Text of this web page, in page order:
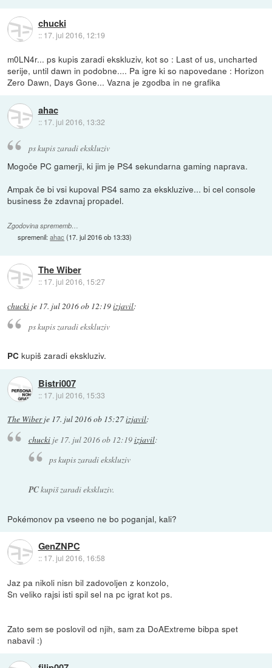
chucki
:: 17. jul 2016, 12:19
m0LN4r... ps kupis zaradi ekskluziv, kot so : Last of us, uncharted
serije, until dawn in podobne.... Pa igre ki so napovedane : Horizon
Zero Dawn, Days Gone... Vazna je zgodba in ne grafika
ahac
:: 17. jul 2016, 13:32
ps kupis zaradi ekskluziv
Mogoče PC gamerji, ki jim je PS4 sekundarna gaming naprava.
Ampak če bi vsi kupoval PS4 samo za ekskluzive... bi cel console
business že zdavnaj propadel.
Zgodovina sprememb…
spremenil:ahac (17. jul 2016 ob 13:33)
The Wiber
:: 17. jul 2016, 15:27
chucki je 17. jul 2016 ob 12:19izjavil:
ps kupis zaradi ekskluziv
PC kupiš zaradi ekskluziv.
Bistri007
:: 17. jul 2016, 15:33
The Wiberje 17. jul 2016 ob 15:27izjavil:
chuckije 17. jul 2016 ob 12:19izjavil:
ps kupis zaradi ekskluziv
PCkupiš zaradi ekskluziv.
Pokémonov pa vseeno ne bo poganjal, kali?
GenZNPC
:: 17. jul 2016, 16:58
Jaz pa nikoli nisn bil zadovoljen z konzolo,
Sn veliko rajsi isti spil sel na pc igrat kot ps.
Zato sem se poslovil od njih, sam za DoAExtreme bibpa spet
nabavil :)